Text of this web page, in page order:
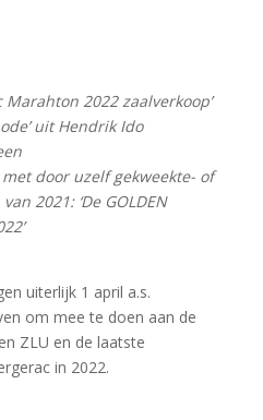
Marahton 2022 zaalverkoop’
uit Hendrik Ido
door uzelf gekweekte- of
2021: ‘De GOLDEN
uiterlijk 1 april a.s.
om mee te doen aan de
ZLU en de laatste
in 2022.